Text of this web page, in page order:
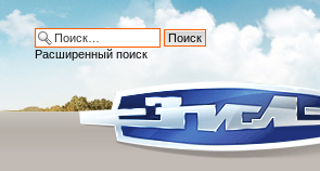
Расширенный поиск